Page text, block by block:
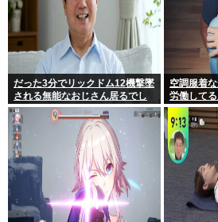
だった3分でリックドム12機撃墜
される無能なおじさん居るでし
ょ
空調服着
労働して